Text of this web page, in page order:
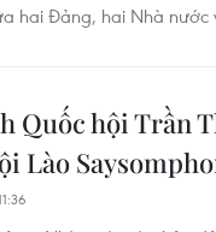
hai Đảng, hai Nhà nước
Quốc hội Trần
Lào